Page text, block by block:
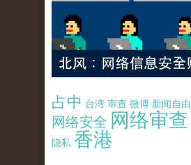
占中 台湾 审查 微博 新闻自由
网络安全 网络审查
隐私 香港